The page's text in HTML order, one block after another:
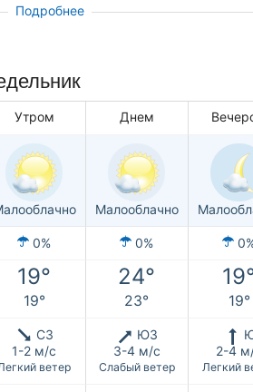
Подробнее
Утром Днем
Малооблачно
0% 0%
19° 24°
19° 23° 19°
СЗ
1-2 м/с
ветер
ЮЗ
3-4 м/с
Слабый ветер
2-4
Легкий